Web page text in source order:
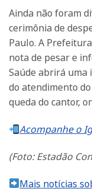
Ainda não foram
cerimônia de
Paulo. A
nota de pesar e
Saúde abrirá uma
do atendimento
queda do cantor,
Acompanhe o
(Foto: Estadão
Mais notícias